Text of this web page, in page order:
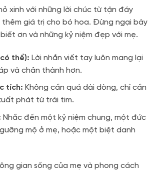
xinh với những lời chúc từ tận đáy
thêm giá trị cho bó hoa. Đừng ngại bày
ơn và những kỷ niệm đẹp với mẹ.
thể): Lời nhắn viết tay luôn mang lại
và chân thành hơn.
tích: Không cần quá dài dòng, chỉ cần
phát từ trái tim.
Nhắc đến một kỷ niệm chung, một đức
mộ ở mẹ, hoặc một biệt danh
gian sống của mẹ và phong cách